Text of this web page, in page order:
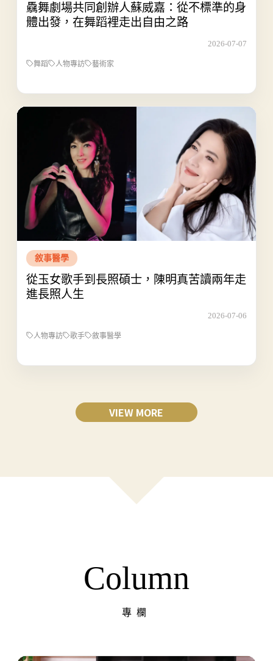
驫舞劇場共同創辦人蘇威嘉：從不標準的身
體出發，在舞蹈裡走出自由之路
2026-07-07
舞蹈 人物專訪 藝術家
敘事醫學
從玉女歌手到長照碩士，陳明真苦讀兩年走
進長照人生
2026-07-06
人物專訪 歌手 敘事醫學
VIEW MORE
Column
專欄